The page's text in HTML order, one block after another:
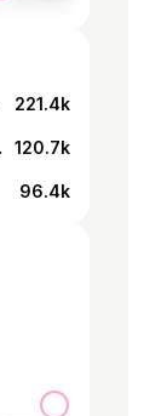
221.4k
δηλώνετε ότι το instagram απαλλάσσεται από κάθε ευθύνη για τη συγκεκριμένη προωθητική ενέργεια. 🪧 Good Luck! 120.7k
96.4k